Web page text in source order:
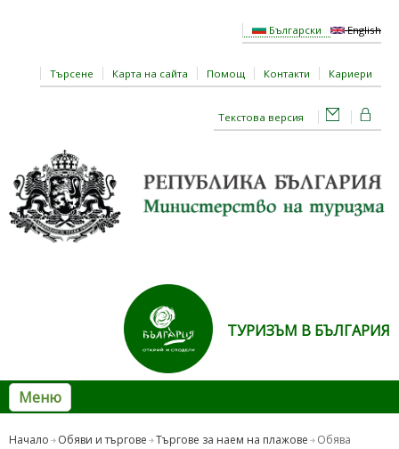
Български English
Търсене Карта на сайта Помощ Контакти Кариери
Текстова версия
ТУРИЗЪМ В БЪЛГАРИЯ
Меню
Начало Обяви и търгове Търгове за наем на плажове
Обява